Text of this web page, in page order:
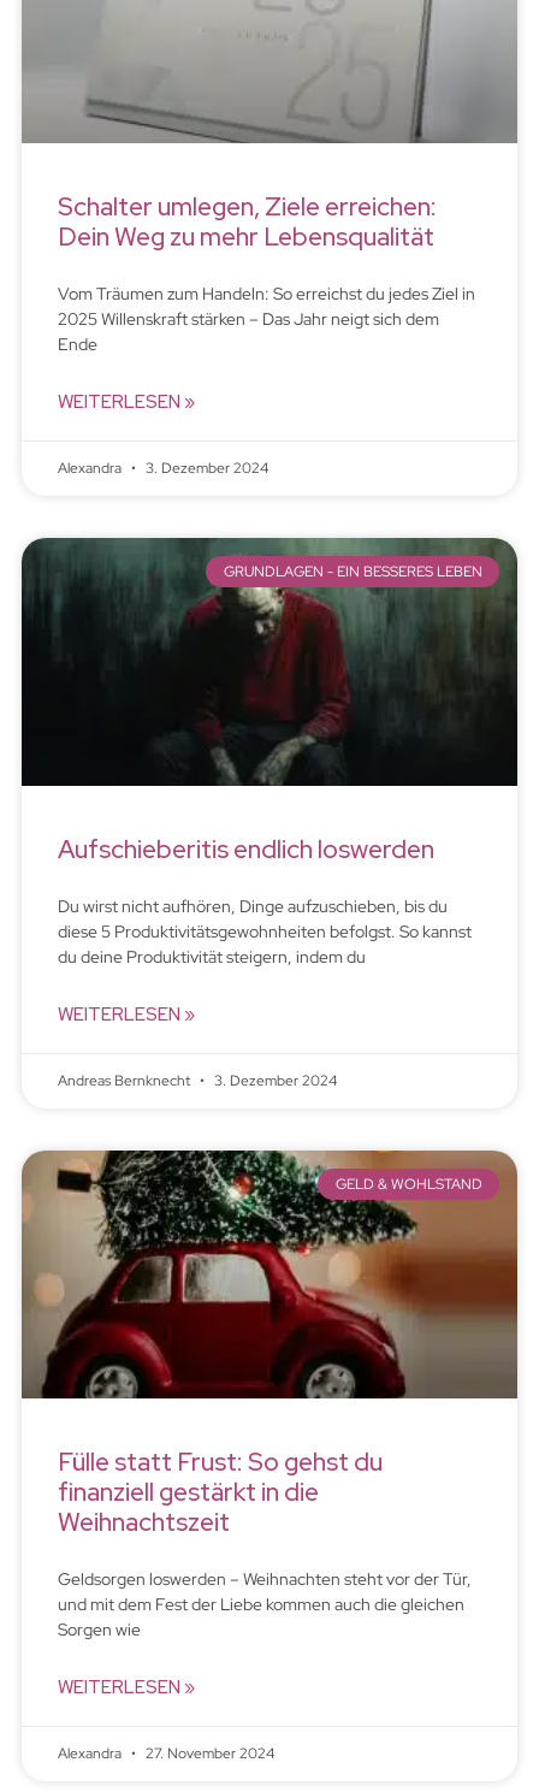
Schalter umlegen, Ziele erreichen:
Dein Weg zu mehr Lebensqualität
Vom Träumen zum Handeln: So erreichst du jedes Ziel in
2025 Willenskraft stärken – Das Jahr neigt sich dem
Ende
WEITERLESEN »
Alexandra 3. Dezember 2024
GRUNDLAGEN - EIN BESSERES LEBEN
Aufschieberitis endlich loswerden
Du wirst nicht aufhören, Dinge aufzuschieben, bis du
diese 5 Produktivitätsgewohnheiten befolgst. So kannst
du deine Produktivität steigern, indem du
WEITERLESEN »
Andreas Bernknecht 3. Dezember 2024
GELD & WOHLSTAND
Fülle statt Frust: So gehst du
finanziell gestärkt in die
Weihnachtszeit
Geldsorgen loswerden – Weihnachten steht vor der Tür,
und mit dem Fest der Liebe kommen auch die gleichen
Sorgen wie
WEITERLESEN »
Alexandra 27. November 2024